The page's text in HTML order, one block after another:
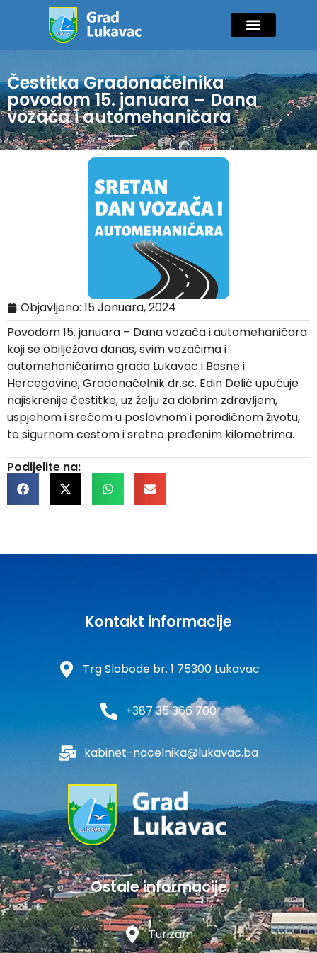
Čestitka Gradonačelnika
povodom 15. januara – Dana
vozača i automehaničara
Objavljeno: 15 Januara, 2024
Povodom 15. januara – Dana vozača i automehaničara
koji se obilježava danas, svim vozačima i
automehaničarima grada Lukavac i Bosne i
Hercegovine, Gradonačelnik dr.sc. Edin Delić upućuje
najiskrenije čestitke, uz želju za dobrim zdravljem,
uspjehom i srećom u poslovnom i porodičnom životu,
te sigurnom cestom i sretno pređenim kilometrima.
Podijelite na:
Kontakt informacije
Trg Slobode br. 1 75300 Lukavac
+387 35 366 700
kabinet-nacelnika@lukavac.ba
Ostale informacije
Turizam